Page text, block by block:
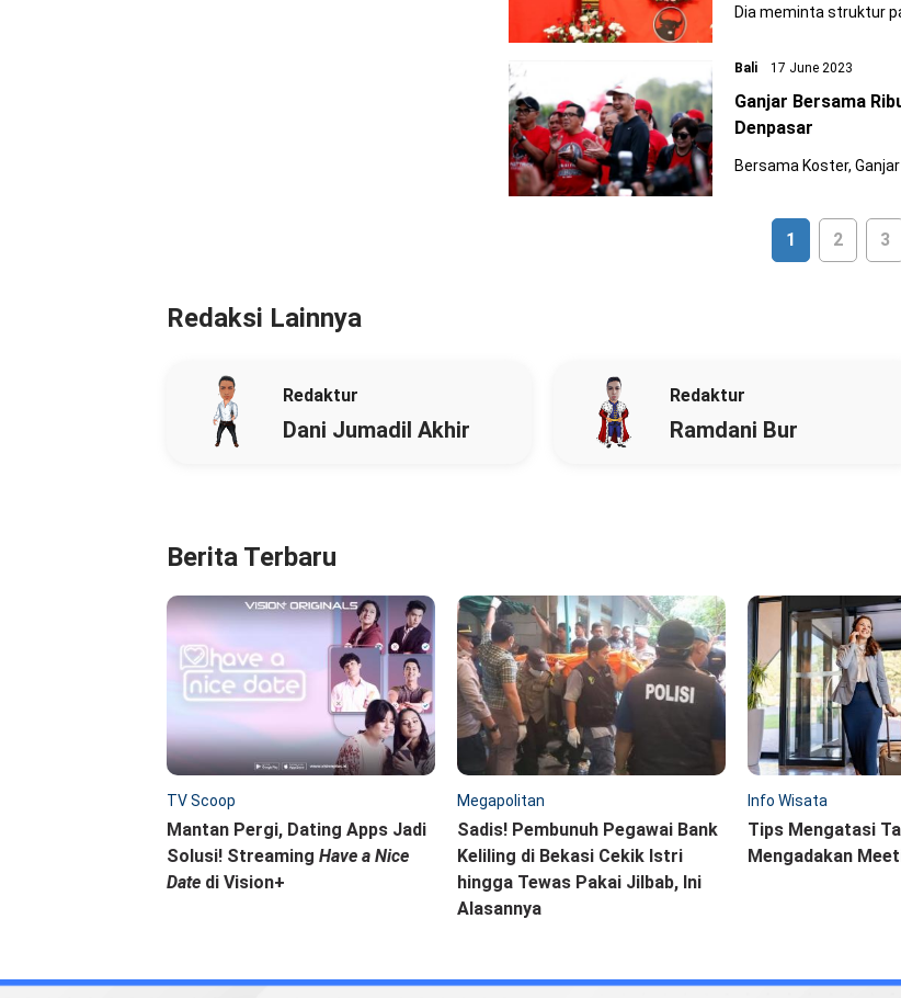
Dia meminta struktur
Bali 17 June 2023
Ganjar Bersama
Denpasar
Bersama Koster,
1 2 3
Redaksi Lainnya
Redaktur
Dani Jumadil Akhir
Redaktur
Ramdani Bur
Berita Terbaru
TV Scoop
Mantan Pergi, Dating Apps Jadi
Solusi! Streaming Have a Nice
Date di Vision+
Megapolitan
Sadis! Pembunuh Pegawai Bank
Keliling di Bekasi Cekik Istri
hingga Tewas Pakai Jilbab, Ini
Alasannya
Info Wisata
Tips Mengatasi
Mengadakan